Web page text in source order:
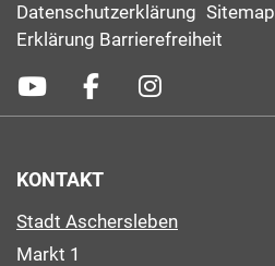
Datenschutzerklärung Sitemap
Erklärung Barrierefreiheit
KONTAKT
Stadt Aschersleben
Markt 1